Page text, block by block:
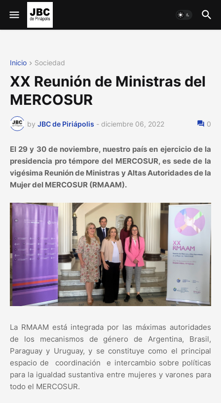
Inicio Sociedad
XX Reunión de Ministras del
MERCOSUR
by JBC de Piriápolis - diciembre 06, 2022 0
El 29 y 30 de noviembre, nuestro país en ejercicio de la
presidencia pro témpore del MERCOSUR, es sede de la
vigésima Reunión de Ministras y Altas Autoridades de la
Mujer del MERCOSUR (RMAAM).
La RMAAM está integrada por las máximas autoridades
de los mecanismos de género de Argentina, Brasil,
Paraguay y Uruguay, y se constituye como el principal
espacio de coordinación e intercambio sobre políticas
para la igualdad sustantiva entre mujeres y varones para
todo el MERCOSUR.